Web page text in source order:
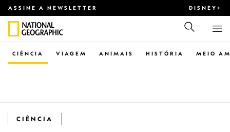
ASSINE A NEWSLETTER DISNEY+
CIÊNCIA VIAGEM ANIMAIS HISTÓRIA MEIO
CIÊNCIA